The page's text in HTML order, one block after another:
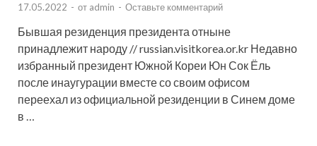
17.05.2022 - от admin - Оставьте комментарий
Бывшая резиденция президента отныне
принадлежит народу // russian.visitkorea.or.kr Недавно
избранный президент Южной Кореи Юн Сок Ёль
после инаугурации вместе со своим офисом
переехал из официальной резиденции в Синем доме
в …